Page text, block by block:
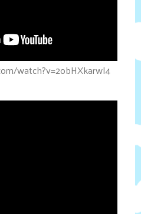
watch?v=2obHXkarwl4